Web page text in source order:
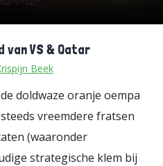
tot Tweede
over de soort
rijksoverheid inkoopt
om vervolgonderzoek
een voorpagina
leidde.
van VS & Qatar
Beek
doldwaze oranje oempa
vreemdere fratsen
(waaronder
strategische klem bij